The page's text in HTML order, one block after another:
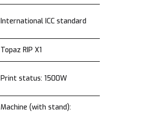
International ICC standard
Topaz RIP X1
Print status: 1500W
Machine (with stand):